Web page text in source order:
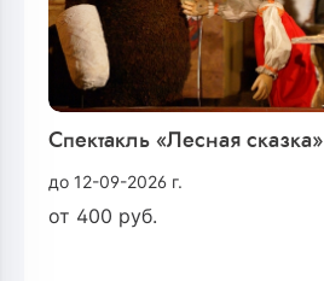
Спектакль «Лесная сказка»
до 12-09-2026 г.
от 400 руб.